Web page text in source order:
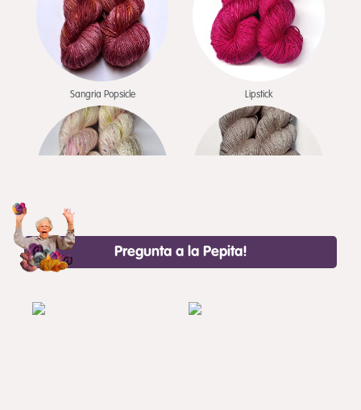
Sangria Popsicle Lipstick
Windflowers Camisole
Pregunta a la Pepita!